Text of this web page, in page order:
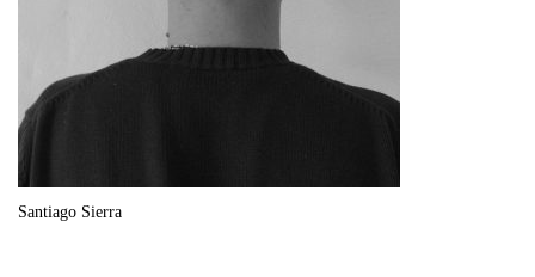
Santiago Sierra